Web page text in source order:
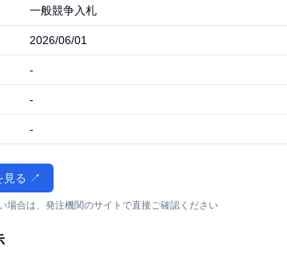
一般競争入札
2026/06/01
-
-
-
見る ↗
場合は、発注機関のサイトで直接ご確認ください